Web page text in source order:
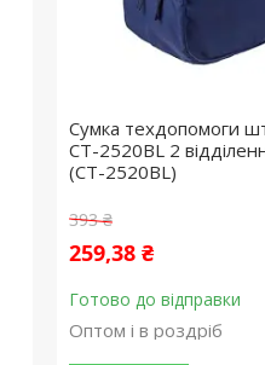
Сумка техдопомоги
СТ-2520BL 2
(СТ-2520BL)
393 ₴
259,38 ₴
Готово до відправки
Оптом і в роздріб